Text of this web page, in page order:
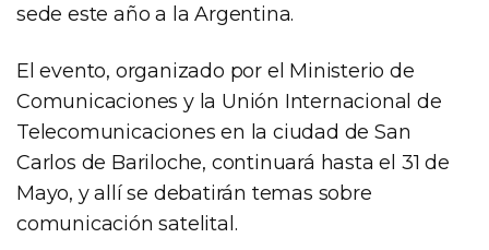
sede este año a la Argentina.
El evento, organizado por el Ministerio de
Comunicaciones y la Unión Internacional de
Telecomunicaciones en la ciudad de San
Carlos de Bariloche, continuará hasta el 31 de
Mayo, y allí se debatirán temas sobre
comunicación satelital.